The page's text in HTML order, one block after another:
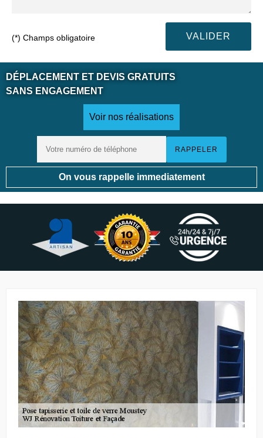
(*) Champs obligatoire
DÉPLACEMENT ET DEVIS GRATUITS
SANS ENGAGEMENT
Voir nos réalisations
On vous rappelle immediatement